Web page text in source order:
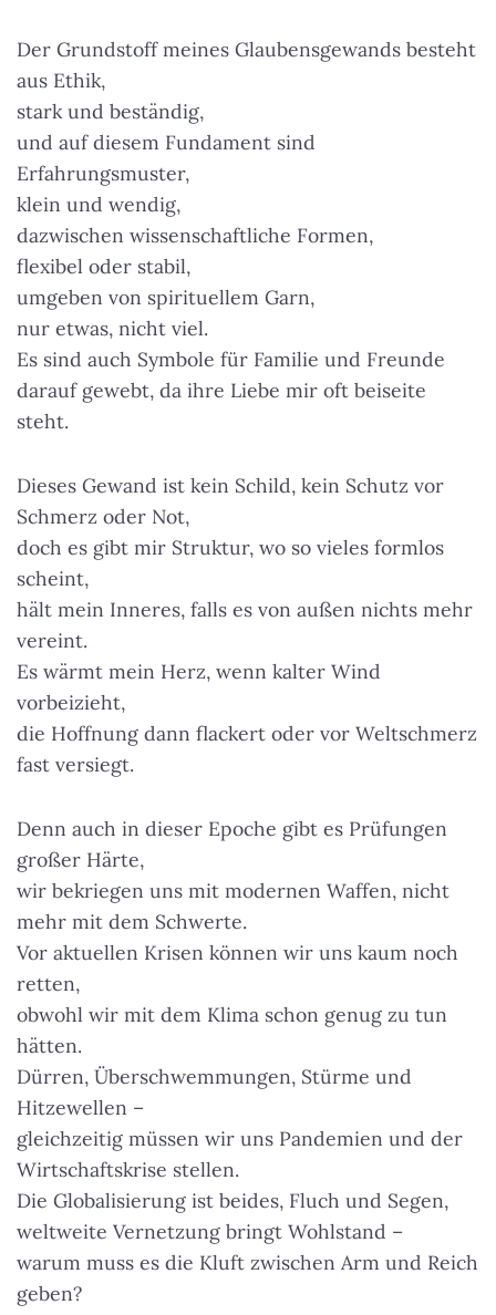
Der Grundstoff meines Glaubensgewands besteht
aus Ethik,
stark und beständig,
und auf diesem Fundament sind
Erfahrungsmuster,
klein und wendig,
dazwischen wissenschaftliche Formen,
flexibel oder stabil,
umgeben von spirituellem Garn,
nur etwas, nicht viel.
Es sind auch Symbole für Familie und Freunde
darauf gewebt, da ihre Liebe mir oft beiseite
steht.
Dieses Gewand ist kein Schild, kein Schutz vor
Schmerz oder Not,
doch es gibt mir Struktur, wo so vieles formlos
scheint,
hält mein Inneres, falls es von außen nichts mehr
vereint.
Es wärmt mein Herz, wenn kalter Wind
vorbeizieht,
die Hoffnung dann flackert oder vor Weltschmerz
fast versiegt.
Denn auch in dieser Epoche gibt es Prüfungen
großer Härte,
wir bekriegen uns mit modernen Waffen, nicht
mehr mit dem Schwerte.
Vor aktuellen Krisen können wir uns kaum noch
retten,
obwohl wir mit dem Klima schon genug zu tun
hätten.
Dürren, Überschwemmungen, Stürme und
Hitzewellen –
gleichzeitig müssen wir uns Pandemien und der
Wirtschaftskrise stellen.
Die Globalisierung ist beides, Fluch und Segen,
weltweite Vernetzung bringt Wohlstand –
warum muss es die Kluft zwischen Arm und Reich
geben?